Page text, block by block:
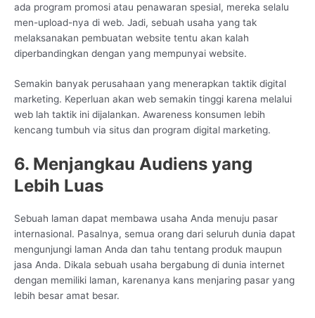
ada program promosi atau penawaran spesial, mereka selalu
men-upload-nya di web. Jadi, sebuah usaha yang tak
melaksanakan pembuatan website tentu akan kalah
diperbandingkan dengan yang mempunyai website.
Semakin banyak perusahaan yang menerapkan taktik digital
marketing. Keperluan akan web semakin tinggi karena melalui
web lah taktik ini dijalankan. Awareness konsumen lebih
kencang tumbuh via situs dan program digital marketing.
6. Menjangkau Audiens yang
Lebih Luas
Sebuah laman dapat membawa usaha Anda menuju pasar
internasional. Pasalnya, semua orang dari seluruh dunia dapat
mengunjungi laman Anda dan tahu tentang produk maupun
jasa Anda. Dikala sebuah usaha bergabung di dunia internet
dengan memiliki laman, karenanya kans menjaring pasar yang
lebih besar amat besar.